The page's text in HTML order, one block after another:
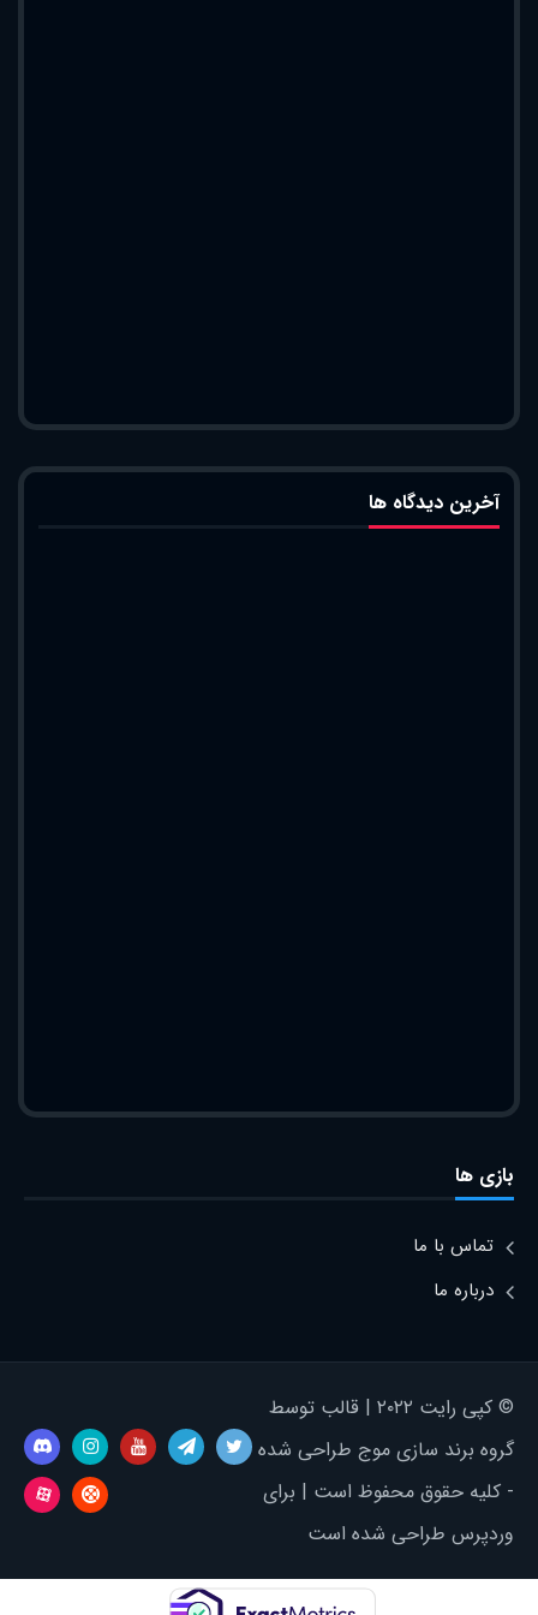
آخرین دیدگاه ها
بازی ها
تماس با ما
درباره ما
© کپی رایت ۲۰۲۲ | قالب توسط
گروه برند سازی موج طراحی شده
- کلیه حقوق محفوظ است | برای
وردپرس طراحی شده است